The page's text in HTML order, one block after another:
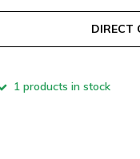
DIRECT
1 products in stock